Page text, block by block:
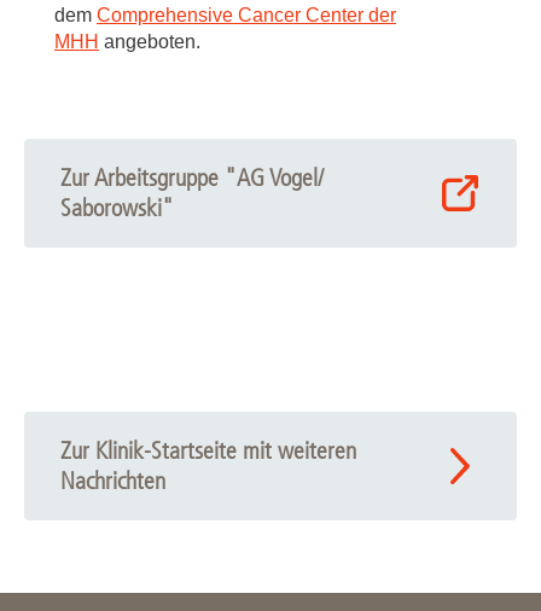
dem Comprehensive Cancer Center der
MHH angeboten.
Zur Arbeitsgruppe "AG Vogel/
Saborowski"
Zur Klinik-Startseite mit weiteren
Nachrichten